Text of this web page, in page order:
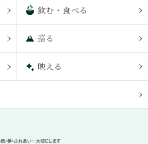
飲む・食べる
巡る
映える